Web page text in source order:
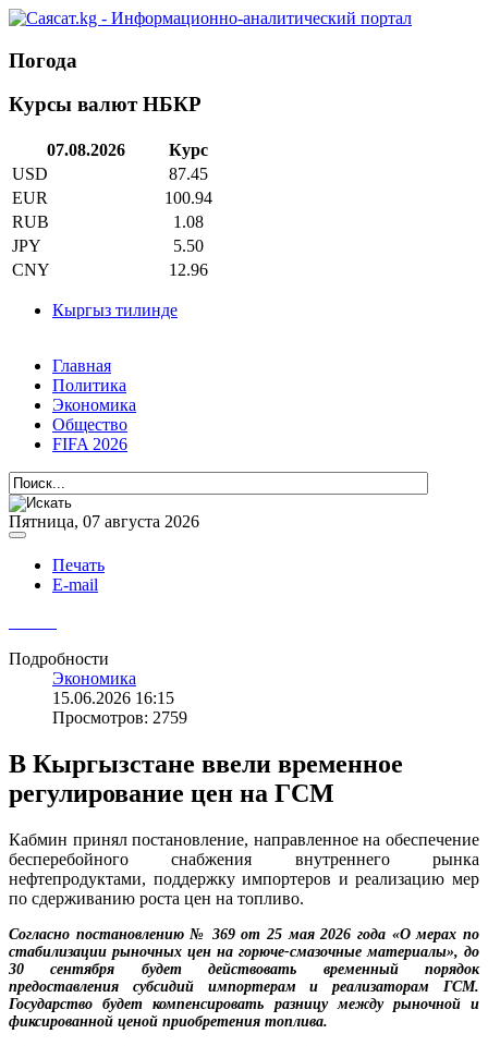
Погода
Курсы валют НБКР
07.08.2026
Курс
USD
87.45
EUR
100.94
RUB
1.08
JPY
5.50
CNY
12.96
Кыргыз тилинде
Главная
Политика
Экономика
Общество
FIFA 2026
Пятница, 07 августа 2026
Печать
E-mail
Подробности
Экономика
15.06.2026 16:15
Просмотров: 2759
В Кыргызстане ввели временное
регулирование цен на ГСМ
Кабмин принял постановление, направленное на обеспечение
бесперебойного снабжения внутреннего рынка
нефтепродуктами, поддержку импортеров и реализацию мер
по сдерживанию роста цен на топливо.
Согласно постановлению № 369 от 25 мая 2026 года «О мерах по
стабилизации рыночных цен на горюче-смазочные материалы», до
30 сентября будет действовать временный порядок
предоставления субсидий импортерам и реализаторам ГСМ.
Государство будет компенсировать разницу между рыночной и
фиксированной ценой приобретения топлива.